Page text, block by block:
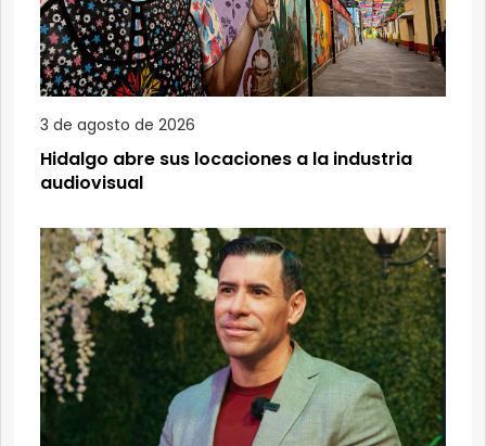
3 de agosto de 2026
Hidalgo abre sus locaciones a la industria
audiovisual